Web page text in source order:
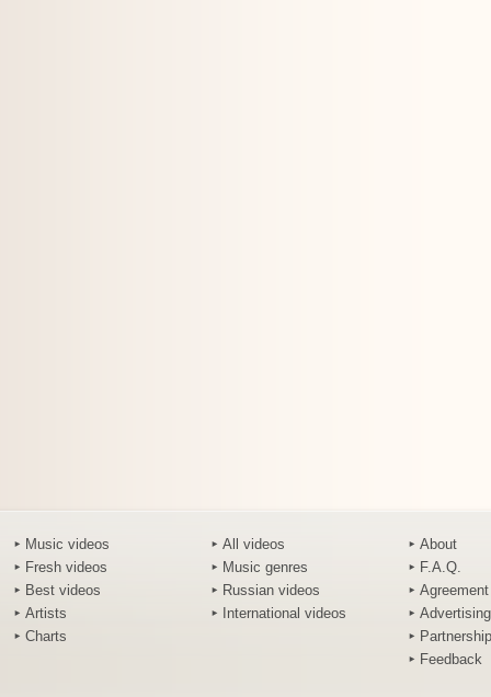
Music videos
Fresh videos
Best videos
Artists
Charts
All videos
Music genres
Russian videos
International videos
About
F.A.Q.
Agreement
Advertising
Partnership
Feedback